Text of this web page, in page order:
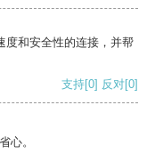
度和安全性的连接，并帮
支持[0] 反对[0]
心。